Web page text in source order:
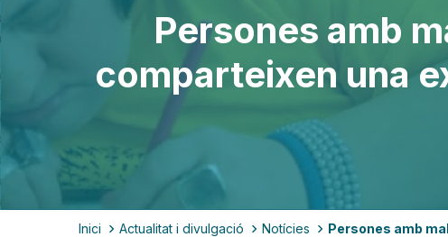
Persones amb
comparteixen una
Inici Actualitat i divulgació Notícies Persones amb